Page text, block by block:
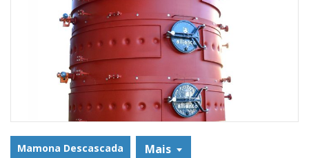
Mamona Descascada Mais